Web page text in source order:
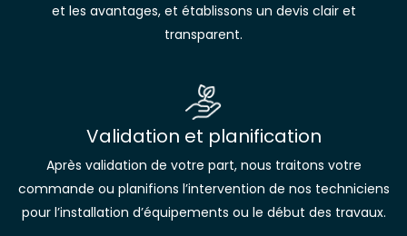
et les avantages, et établissons un devis clair et
transparent.
Validation et planification
Après validation de votre part, nous traitons votre
commande ou planifions l’intervention de nos techniciens
pour l’installation d’équipements ou le début des travaux.